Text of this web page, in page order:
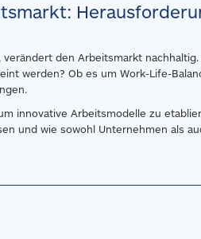
verändert den Arbeitsmarkt
werden? Ob es um Work-Life-
innovative Arbeitsmodelle zu
und wie sowohl Unternehmen als